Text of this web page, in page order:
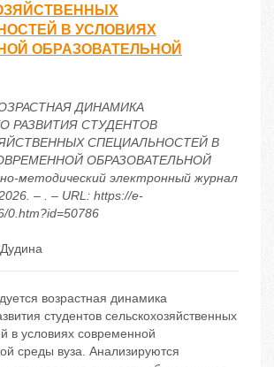
В УСЛОВИЯХ
ОБРАЗОВАТЕЛЬНОЙ
ДИНАМИКА
РАЗВИТИЯ СТУДЕНТОВ
СПЕЦИАЛЬНОСТЕЙ В
ОБРАЗОВАТЕЛЬНОЙ
методический электронный журнал
– . – URL: https://e-
0.htm?id=50786
возрастная динамика
студентов сельскохозяйственных
в условиях современной
среды вуза. Анализируются